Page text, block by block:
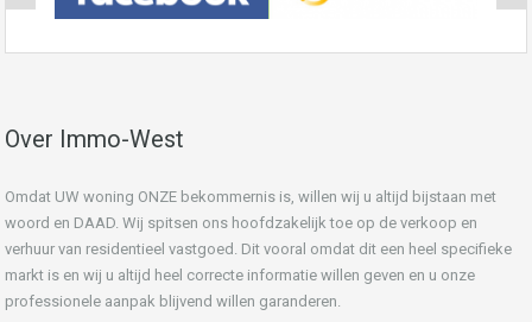
Over Immo-West
Omdat UW woning ONZE bekommernis is, willen wij u altijd bijstaan met
woord en DAAD. Wij spitsen ons hoofdzakelijk toe op de verkoop en
verhuur van residentieel vastgoed. Dit vooral omdat dit een heel specifieke
markt is en wij u altijd heel correcte informatie willen geven en u onze
professionele aanpak blijvend willen garanderen.